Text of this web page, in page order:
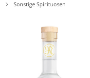
Sonstige Spirituosen